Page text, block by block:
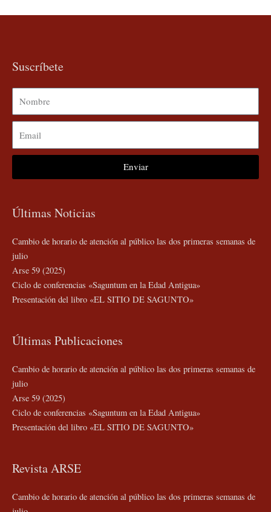
Suscríbete
Enviar
Últimas Noticias
Cambio de horario de atención al público las dos primeras semanas de
julio
Arse 59 (2025)
Ciclo de conferencias «Saguntum en la Edad Antigua»
Presentación del libro «EL SITIO DE SAGUNTO»
Últimas Publicaciones
Cambio de horario de atención al público las dos primeras semanas de
julio
Arse 59 (2025)
Ciclo de conferencias «Saguntum en la Edad Antigua»
Presentación del libro «EL SITIO DE SAGUNTO»
Revista ARSE
Cambio de horario de atención al público las dos primeras semanas de